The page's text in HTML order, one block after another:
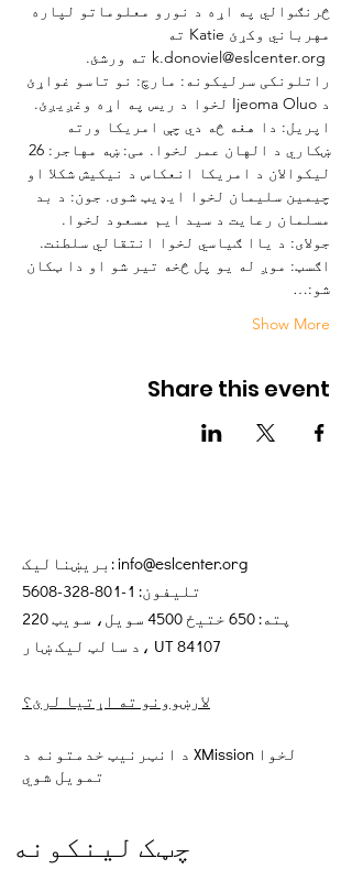
څرنګوالي په اړه د نورو معلوماتو لپاره
مهرباني وکړئ Katie ته
راتلونکی سرلیکونه: مارچ: نو تاسو غواړئ
د Ijeoma Oluo لخوا د ریس په اړه وغږیږئ.
اپریل: دا هغه څه دي چې امریکا ورته
لیکوالان د امریکا انعکاس د نیکیش شکلا او
چیمین سلیمان لخوا ایډیټ شوی. جون: د بد
مسلمان رعایت د سید ایم مسعود لخوا.
جولای: د یاا ګیاسي لخوا انتقالي سلطنت.
اګسټ: موږ له یو پل څخه تیر شو او دا ټکان
شو:…
Show More
Share this event
بریښنالیک:info@eslcenter.org
تلیفون: 1-801-328-5608
پته: 650 ختیځ 4500 سویل، سویټ 220
د سالټ لیک ښار، UT 84107
لارښوونو ته اړتیا لرئ؟
د انټرنیټ خدمتونه د XMission لخوا
تمویل شوي
چټک لینکونه